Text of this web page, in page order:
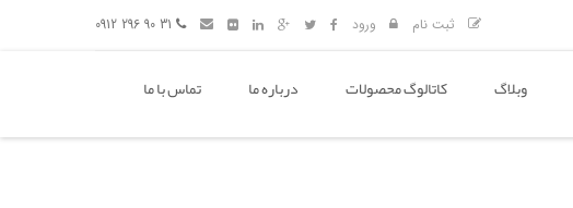
ثبت نام ورود
وبلاگ کاتالوگ محصولات درباره ما تماس با ما